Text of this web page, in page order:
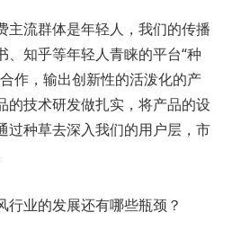
主流群体是年轻人，我们的传播
、知乎等年轻人青睐的平台“种
作，输出创新性的活泼化的产
的技术研发做扎实，将产品的设
过种草去深入我们的用户层，市
行业的发展还有哪些瓶颈？